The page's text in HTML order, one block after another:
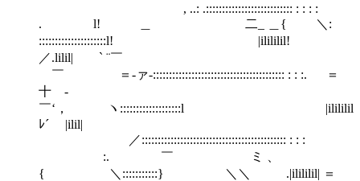
, ..: .::::::::::::::::::::::::::: : : : :
. l! ＿ 二_ ＿{ ＼:
:::::::::::::::::::::l! ゝ|ilililil!
／.lilil| ` ¨￣
￣ ＝‐ァ-::::::::::::::::::::::::::::::::::::::::: : : :. ＝
十 -
￣‘， ヽ:::::::::::::::::::l |ilililil
ﾚ´ |ilil|
／::::::::::::::::::::::::::::::::::::::::::::: : : :
:. ￣ ミ 、
{ ＼:::::::::::} ＼＼ .|ilililil| ＝